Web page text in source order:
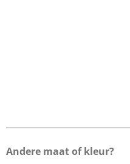
Andere maat of kleur?